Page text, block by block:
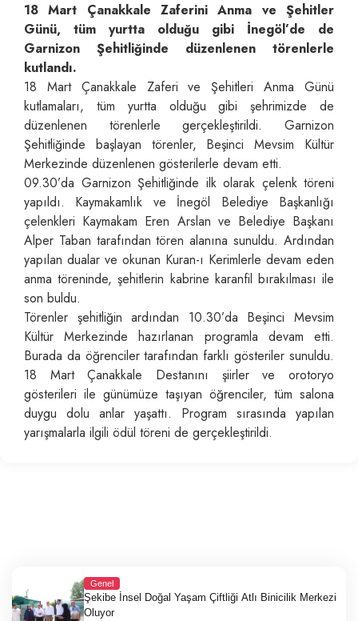
18 Mart Çanakkale Zaferini Anma ve Şehitler
Günü, tüm yurtta olduğu gibi İnegöl’de de
Garnizon Şehitliğinde düzenlenen törenlerle
kutlandı.
18 Mart Çanakkale Zaferi ve Şehitleri Anma Günü
kutlamaları, tüm yurtta olduğu gibi şehrimizde de
düzenlenen törenlerle gerçekleştirildi. Garnizon
Şehitliğinde başlayan törenler, Beşinci Mevsim Kültür
Merkezinde düzenlenen gösterilerle devam etti.
09.30’da Garnizon Şehitliğinde ilk olarak çelenk töreni
yapıldı. Kaymakamlık ve İnegöl Belediye Başkanlığı
çelenkleri Kaymakam Eren Arslan ve Belediye Başkanı
Alper Taban tarafından tören alanına sunuldu. Ardından
yapılan dualar ve okunan Kuran-ı Kerimlerle devam eden
anma töreninde, şehitlerin kabrine karanfil bırakılması ile
son buldu.
Törenler şehitliğin ardından 10.30’da Beşinci Mevsim
Kültür Merkezinde hazırlanan programla devam etti.
Burada da öğrenciler tarafından farklı gösteriler sunuldu.
18 Mart Çanakkale Destanını şiirler ve orotoryo
gösterileri ile günümüze taşıyan öğrenciler, tüm salona
duygu dolu anlar yaşattı. Program sırasında yapılan
yarışmalarla ilgili ödül töreni de gerçekleştirildi.
Genel
Şekibe İnsel Doğal Yaşam Çiftliği Atlı Binicilik Merkezi
Oluyor